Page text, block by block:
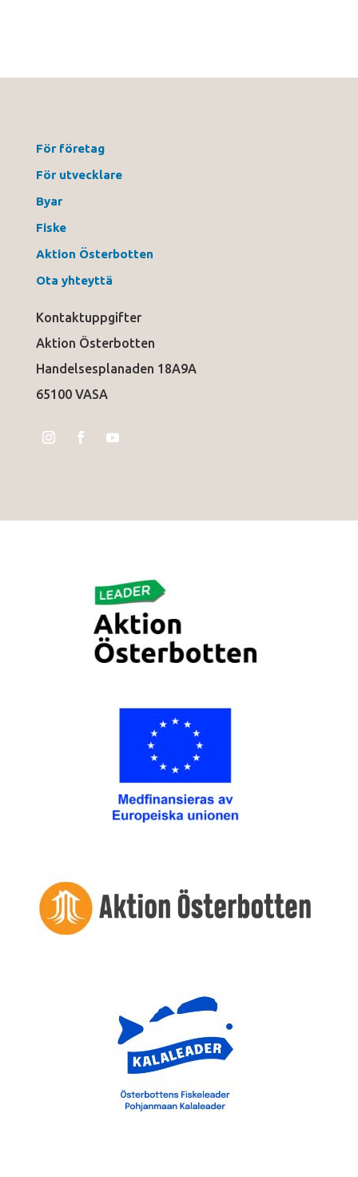
För företag
För utvecklare
Byar
Fiske
Aktion Österbotten
Ota yhteyttä
Kontaktuppgifter
Aktion Österbotten
Handelsesplanaden 18A9A
65100 VASA